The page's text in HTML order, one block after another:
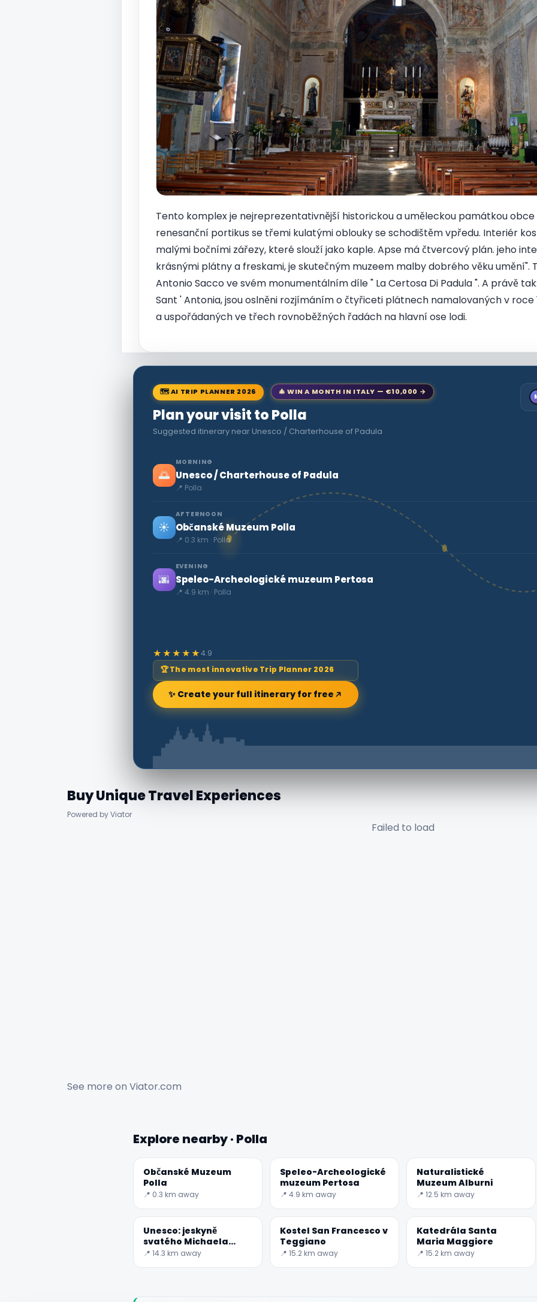
Tento komplex je nejreprezentativnější historickou a uměleckou památkou obce
renesanční portikus se třemi kulatými oblouky se schodištěm vpředu. Interiér
malými bočními zářezy, které slouží jako kaple. Apse má čtvercový plán. jeho
krásnými plátny a freskami, je skutečným muzeem malby dobrého věku umění".
Antonio Sacco ve svém monumentálním díle " La Certosa Di Padula ". A právě
Sant ' Antonia, jsou oslněni rozjímáním o čtyřiceti plátnech namalovaných v roce
a uspořádaných ve třech rovnoběžných řadách na hlavní ose lodi.
🗺 AI TRIP PLANNER 2026 🎄 WIN A MONTH IN ITALY — €10,000 →
Plan your visit to Polla
Suggested itinerary near Unesco / Charterhouse of Padula
🌅
MORNING
Unesco / Charterhouse of Padula
📍 Polla
☀️
AFTERNOON
Občanské Muzeum Polla
📍 0.3 km · Polla
🌆
EVENING
Speleo-Archeologické muzeum Pertosa
📍 4.9 km · Polla
★★★★★4.9
🏆 The most innovative Trip Planner 2026
✨ Create your full itinerary for free
Buy Unique Travel Experiences
Powered by Viator
Failed to load
See more on Viator.com
Explore nearby · Polla
Občanské Muzeum
Polla
📍 0.3 km away
Speleo-Archeologické
muzeum Pertosa
📍 4.9 km away
Naturalistické
Muzeum Alburni
📍 12.5 km away
Unesco: jeskyně
svatého Michaela
Archanděla
📍 14.3 km away
Kostel San Francesco v
Teggiano
📍 15.2 km away
Katedrála Santa
Maria Maggiore
📍 15.2 km away
🏆🏆 #1 Trip Planner 2026
Rated best travel app worldwide
★★★★★
Keep Exploring the World
1,000,000+ places in your pocket. Free.